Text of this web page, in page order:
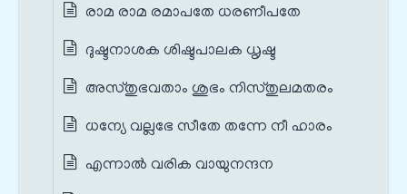
രാമ രാമ രമാപതേ ധരണീപതേ
ദുഷ്ടനാശക ശിഷ്ടപാലക ധൃഷ്ട
അസ്തുഭവതാം ശുഭം നിസ്തുലമതരം
ധന്യേ വല്ലഭേ സീതേ തന്നേ നീ ഹാരം
എന്നാൽ വരിക വായുനന്ദന